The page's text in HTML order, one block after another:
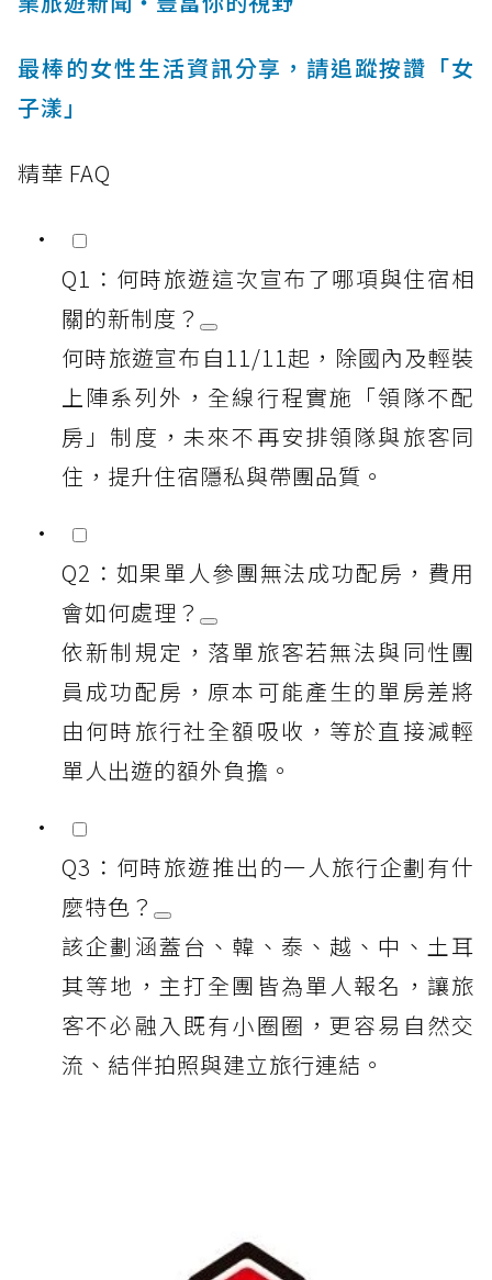
最棒的女性生活資訊分享，請追蹤按讚「女
子漾」
精華 FAQ
Q1：何時旅遊這次宣布了哪項與住宿相
關的新制度？
何時旅遊宣布自11/11起，除國內及輕裝
上陣系列外，全線行程實施「領隊不配
房」制度，未來不再安排領隊與旅客同
住，提升住宿隱私與帶團品質。
Q2：如果單人參團無法成功配房，費用
會如何處理？
依新制規定，落單旅客若無法與同性團
員成功配房，原本可能產生的單房差將
由何時旅行社全額吸收，等於直接減輕
單人出遊的額外負擔。
Q3：何時旅遊推出的一人旅行企劃有什
麼特色？
該企劃涵蓋台、韓、泰、越、中、土耳
其等地，主打全團皆為單人報名，讓旅
客不必融入既有小圈圈，更容易自然交
流、結伴拍照與建立旅行連結。